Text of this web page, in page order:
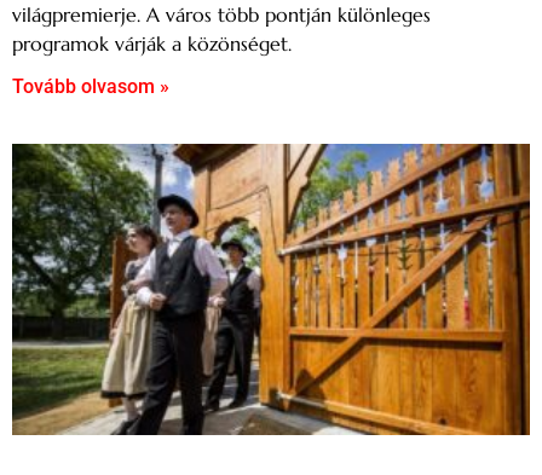
világpremierje. A város több pontján különleges
programok várják a közönséget.
Tovább olvasom »